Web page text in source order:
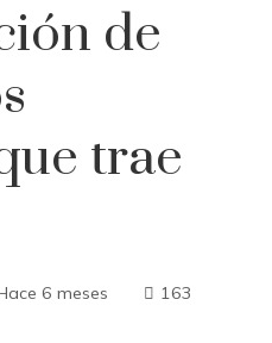
de
trae
6 meses 163